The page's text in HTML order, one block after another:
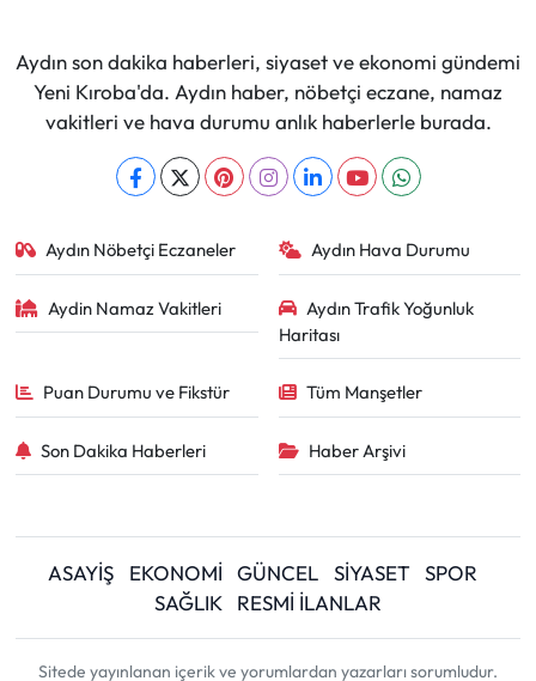
Aydın son dakika haberleri, siyaset ve ekonomi gündemi
Yeni Kıroba'da. Aydın haber, nöbetçi eczane, namaz
vakitleri ve hava durumu anlık haberlerle burada.
Aydın Nöbetçi Eczaneler Aydın Hava Durumu
Aydin Namaz Vakitleri
Aydın Trafik Yoğunluk
Haritası
Puan Durumu ve Fikstür Tüm Manşetler
Son Dakika Haberleri Haber Arşivi
ASAYİŞ EKONOMİ GÜNCEL SİYASET
SPOR
SAĞLIK
RESMİ İLANLAR
Sitede yayınlanan içerik ve yorumlardan yazarları sorumludur.